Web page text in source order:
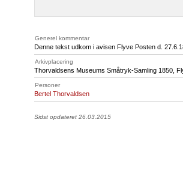
Generel kommentar
Denne tekst udkom i avisen Flyve Posten d.
Arkivplacering
Thorvaldsens Museums Småtryk-Samling 1850,
Personer
Bertel Thorvaldsen
Sidst opdateret 26.03.2015